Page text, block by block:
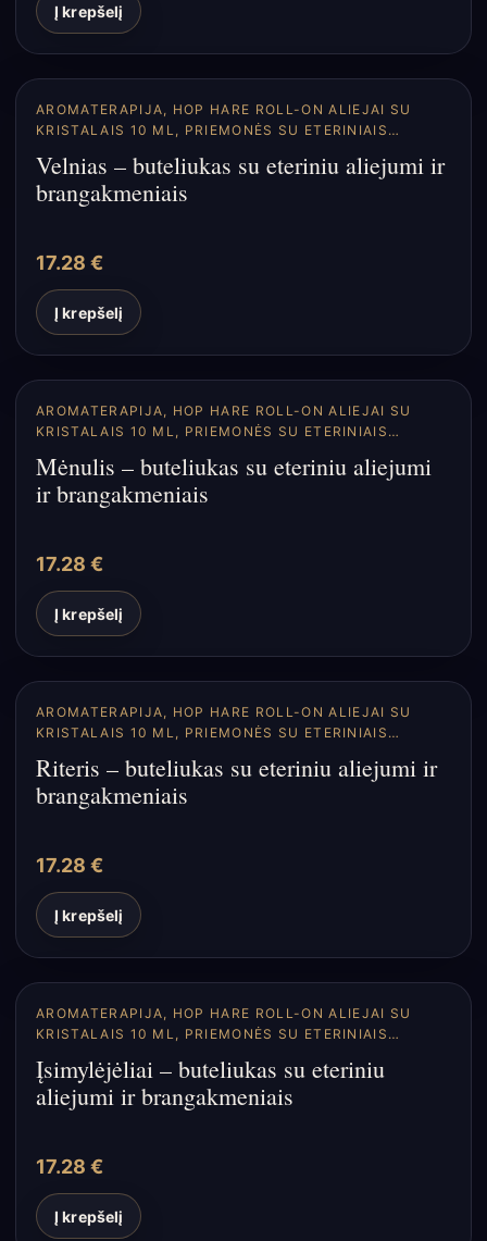
Į krepšelį
AROMATERAPIJA, HOP HARE ROLL-ON ALIEJAI SU
KRISTALAIS 10 ML, PRIEMONĖS SU ETERINIAIS
Velnias – buteliukas su eteriniu aliejumi ir
brangakmeniais
17.28 €
Į krepšelį
AROMATERAPIJA, HOP HARE ROLL-ON ALIEJAI SU
KRISTALAIS 10 ML, PRIEMONĖS SU ETERINIAIS
Mėnulis – buteliukas su eteriniu aliejumi
ir brangakmeniais
17.28 €
Į krepšelį
AROMATERAPIJA, HOP HARE ROLL-ON ALIEJAI SU
KRISTALAIS 10 ML, PRIEMONĖS SU ETERINIAIS
Riteris – buteliukas su eteriniu aliejumi ir
brangakmeniais
17.28 €
Į krepšelį
AROMATERAPIJA, HOP HARE ROLL-ON ALIEJAI SU
KRISTALAIS 10 ML, PRIEMONĖS SU ETERINIAIS
Įsimylėjėliai – buteliukas su eteriniu
aliejumi ir brangakmeniais
17.28 €
Į krepšelį